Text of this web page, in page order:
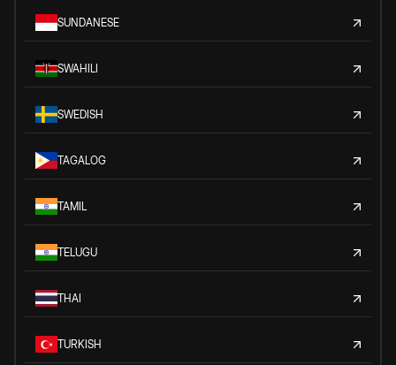
SUNDANESE
SWAHILI
SWEDISH
TAGALOG
TAMIL
TELUGU
THAI
TURKISH